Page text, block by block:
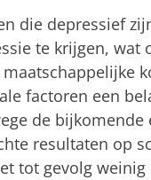
die depressief
te krijgen,
factoren een
de
resultaten op
tot gevolg